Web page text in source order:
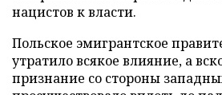
нацистов к власти.
Польское эмигрантское
утратило всякое влияние, а
признание со стороны